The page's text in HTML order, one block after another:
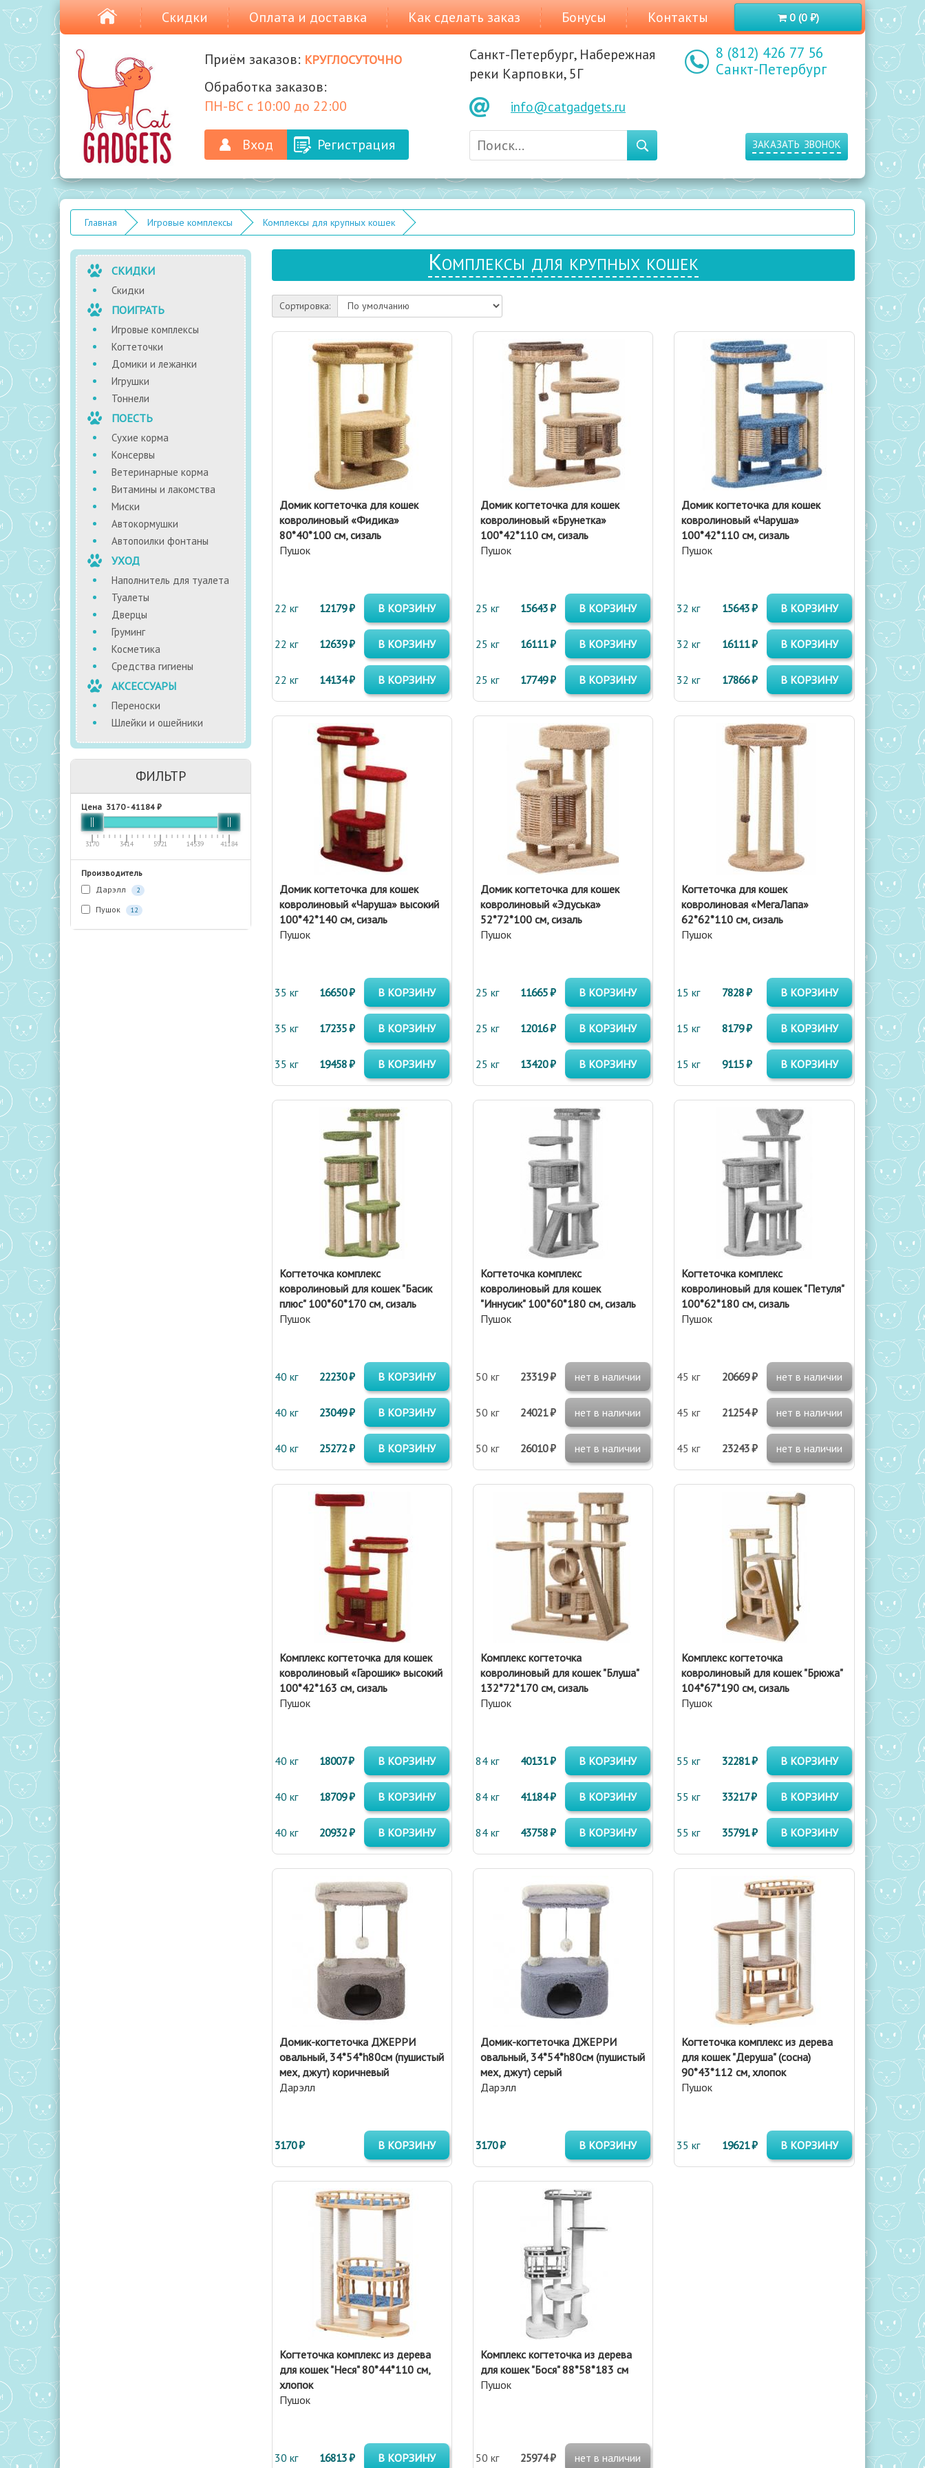
0 (0 ₽)
Скидки Оплата и доставка Как сделать заказ Бонусы Контакты
Приём заказов: круглосуточно
Обработка заказов:
ПН-ВС с 10:00 до 22:00
Вход Регистрация
Санкт-Петербург, Набережная
реки Карповки, 5Г
info@catgadgets.ru
8 (812) 426 77 56
Санкт-Петербург
заказать звонок
Главная Игровые комплексы Комплексы для крупных кошек
СКИДКИ
Скидки
ПОИГРАТЬ
Игровые комплексы
Когтеточки
Домики и лежанки
Игрушки
Тоннели
ПОЕСТЬ
Сухие корма
Консервы
Ветеринарные корма
Витамины и лакомства
Миски
Автокормушки
Автопоилки фонтаны
УХОД
Наполнитель для туалета
Туалеты
Дверцы
Груминг
Косметика
Средства гигиены
АКСЕССУАРЫ
Переноски
Шлейки и ошейники
ФИЛЬТР
Цена 3170-41184 ₽
3170 3414 5921 14539 41184
Производитель
Дарэлл
2
Пушок 12
Комплексы для крупных кошек
Сортировка:
Домик когтеточка для кошек
ковролиновый «Фидика»
80*40*100 см, сизаль
Пушок
22 кг 12179 ₽ В КОРЗИНУ
22 кг 12639 ₽ В КОРЗИНУ
22 кг 14134 ₽ В КОРЗИНУ
Домик когтеточка для кошек
ковролиновый «Брунетка»
100*42*110 см, сизаль
Пушок
25 кг 15643 ₽ В КОРЗИНУ
25 кг 16111 ₽ В КОРЗИНУ
25 кг 17749 ₽ В КОРЗИНУ
Домик когтеточка для кошек
ковролиновый «Чаруша»
100*42*110 см, сизаль
Пушок
32 кг 15643 ₽ В КОРЗИНУ
32 кг 16111 ₽ В КОРЗИНУ
32 кг 17866 ₽ В КОРЗИНУ
Домик когтеточка для кошек
ковролиновый «Чаруша» высокий
100*42*140 см, сизаль
Пушок
35 кг 16650 ₽ В КОРЗИНУ
35 кг 17235 ₽ В КОРЗИНУ
35 кг 19458 ₽ В КОРЗИНУ
Домик когтеточка для кошек
ковролиновый «Эдуська»
52*72*100 см, сизаль
Пушок
25 кг 11665 ₽ В КОРЗИНУ
25 кг 12016 ₽ В КОРЗИНУ
25 кг 13420 ₽ В КОРЗИНУ
Когтеточка для кошек
ковролиновая «МегаЛапа»
62*62*110 см, сизаль
Пушок
15 кг 7828 ₽ В КОРЗИНУ
15 кг 8179 ₽ В КОРЗИНУ
15 кг 9115 ₽ В КОРЗИНУ
Когтеточка комплекс
ковролиновый для кошек "Басик
плюс" 100*60*170 см, сизаль
Пушок
40 кг 22230 ₽ В КОРЗИНУ
40 кг 23049 ₽ В КОРЗИНУ
40 кг 25272 ₽ В КОРЗИНУ
Когтеточка комплекс
ковролиновый для кошек
"Иннусик" 100*60*180 см, сизаль
Пушок
50 кг 23319 ₽ нет в наличии
50 кг 24021 ₽ нет в наличии
50 кг 26010 ₽ нет в наличии
Когтеточка комплекс
ковролиновый для кошек "Петуля"
100*62*180 см, сизаль
Пушок
45 кг 20669 ₽ нет в наличии
45 кг 21254 ₽ нет в наличии
45 кг 23243 ₽ нет в наличии
Комплекс когтеточка для кошек
ковролиновый «Гарошик» высокий
100*42*163 см, сизаль
Пушок
40 кг 18007 ₽ В КОРЗИНУ
40 кг 18709 ₽ В КОРЗИНУ
40 кг 20932 ₽ В КОРЗИНУ
Комплекс когтеточка
ковролиновый для кошек "Блуша"
132*72*170 см, сизаль
Пушок
84 кг 40131 ₽ В КОРЗИНУ
84 кг 41184 ₽ В КОРЗИНУ
84 кг 43758 ₽ В КОРЗИНУ
Комплекс когтеточка
ковролиновый для кошек "Брюжа"
104*67*190 см, сизаль
Пушок
55 кг 32281 ₽ В КОРЗИНУ
55 кг 33217 ₽ В КОРЗИНУ
55 кг 35791 ₽ В КОРЗИНУ
Домик-когтеточка ДЖЕРРИ
овальный, 34*54*h80см (пушистый
мех, джут) коричневый
Дарэлл
3170 ₽ В КОРЗИНУ
Домик-когтеточка ДЖЕРРИ
овальный, 34*54*h80см (пушистый
мех, джут) серый
Дарэлл
3170 ₽ В КОРЗИНУ
Когтеточка комплекс из дерева
для кошек "Деруша" (сосна)
90*43*112 см, хлопок
Пушок
35 кг 19621 ₽ В КОРЗИНУ
Когтеточка комплекс из дерева
для кошек "Неся" 80*44*110 см,
хлопок
Пушок
30 кг 16813 ₽ В КОРЗИНУ
Комплекс когтеточка из дерева
для кошек "Бося" 88*58*183 см
Пушок
50 кг 25974 ₽ нет в наличии